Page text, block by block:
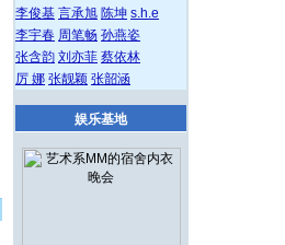
李俊基 言承旭 陈坤 s.h.e
李宇春 周笔畅 孙燕姿
张含韵 刘亦菲 蔡依林
厉 娜 张靓颖 张韶涵
娱乐基地